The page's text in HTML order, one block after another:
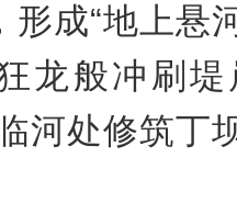
形成“地上悬
龙般冲刷
河处修筑丁